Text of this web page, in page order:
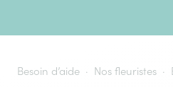
Besoin d’aide Nos fleuristes